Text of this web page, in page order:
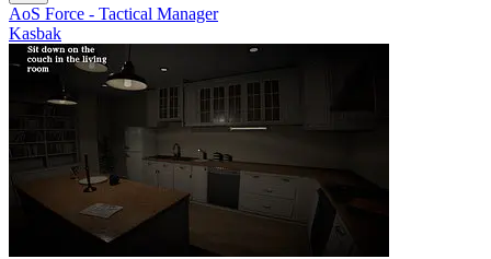
AoS Force - Tactical Manager
Kasbak